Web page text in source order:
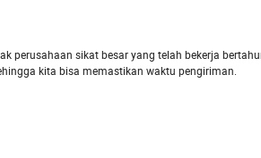
perusahaan sikat besar yang telah bekerja
kita bisa memastikan waktu pengiriman.